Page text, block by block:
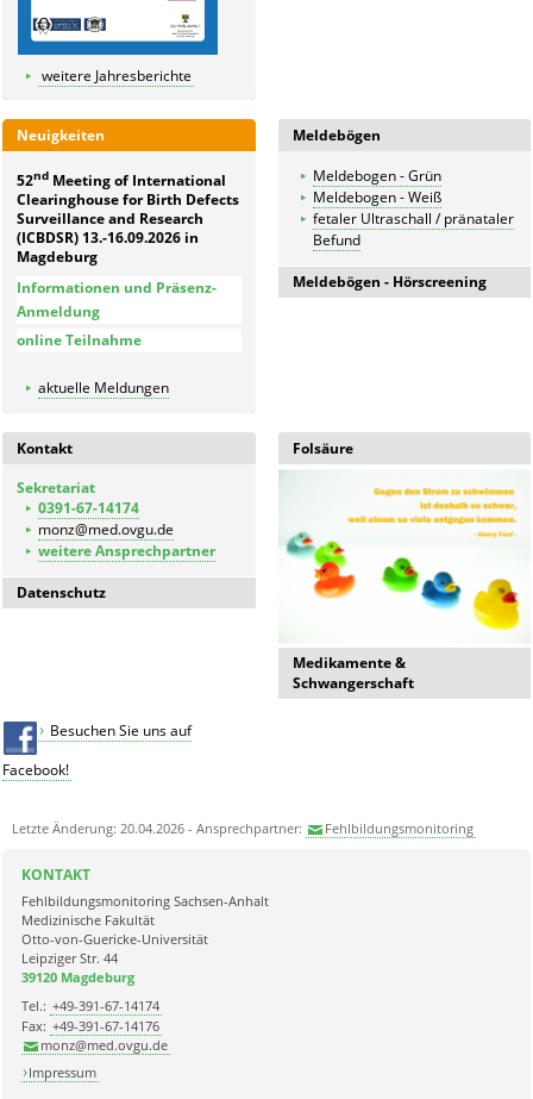
weitere Jahresberichte
Meldebögen
Meldebogen - Grün
Meldebogen - Weiß
fetaler Ultraschall / pränataler
Befund
Meldebögen - Hörscreening
auffälligen Kindern
Meldebogen für nicht in der
Kontakt
Sekretariat
0391-67-14174
monz@med.ovgu.de
weitere Ansprechpartner
Datenschutz
Folsäure
Medikamente &
Schwangerschaft
Besuchen Sie uns auf
Facebook!
Neuigkeiten
52nd Meeting of International
Clearinghouse for Birth Defects
Surveillance and Research
(ICBDSR) 13.-16.09.2026 in
Magdeburg
Informationen und Präsenz-
Anmeldung
online Teilnahme
aktuelle Meldungen
Letzte Änderung: 20.04.2026 - Ansprechpartner: Fehlbildungsmonitoring
KONTAKT
Fehlbildungsmonitoring Sachsen-Anhalt
Medizinische Fakultät
Otto-von-Guericke-Universität
Leipziger Str. 44
39120 Magdeburg
Tel.: +49-391-67-14174
Fax: +49-391-67-14176
monz@med.ovgu.de
Impressum